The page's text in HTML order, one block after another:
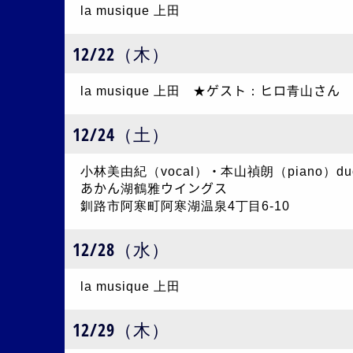
la musique 上田
12/22（木）
la musique 上田 ★ゲスト：ヒロ青山さん
12/24（土）
小林美由紀（vocal）・本山禎朗（piano）
あかん湖鶴雅ウイングス
釧路市阿寒町阿寒湖温泉4丁目6-10
12/28（水）
la musique 上田
12/29（木）